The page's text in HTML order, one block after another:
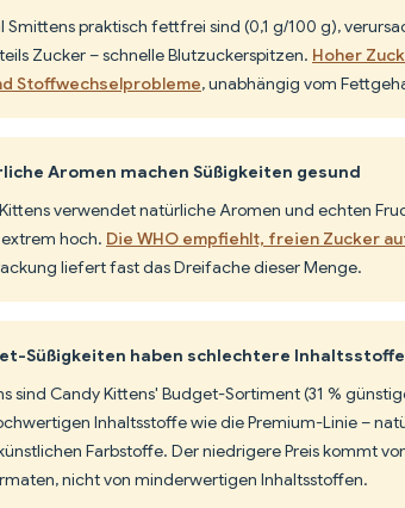
Smittens praktisch fettfrei sind (0,1 g/100 g),
Zucker – schnelle Blutzuckerspitzen. Hoher
Stoffwechselprobleme, unabhängig vom
Aromen machen Süßigkeiten gesund
verwendet natürliche Aromen und echten
hoch. Die WHO empfiehlt, freien Zucker
liefert fast das Dreifache dieser Menge.
Süßigkeiten haben schlechtere Inhaltsstoffe
sind Candy Kittens' Budget-Sortiment (31 %
Inhaltsstoffe wie die Premium-Linie –
Farbstoffe. Der niedrigere Preis kommt
nicht von minderwertigen Inhaltsstoffen.